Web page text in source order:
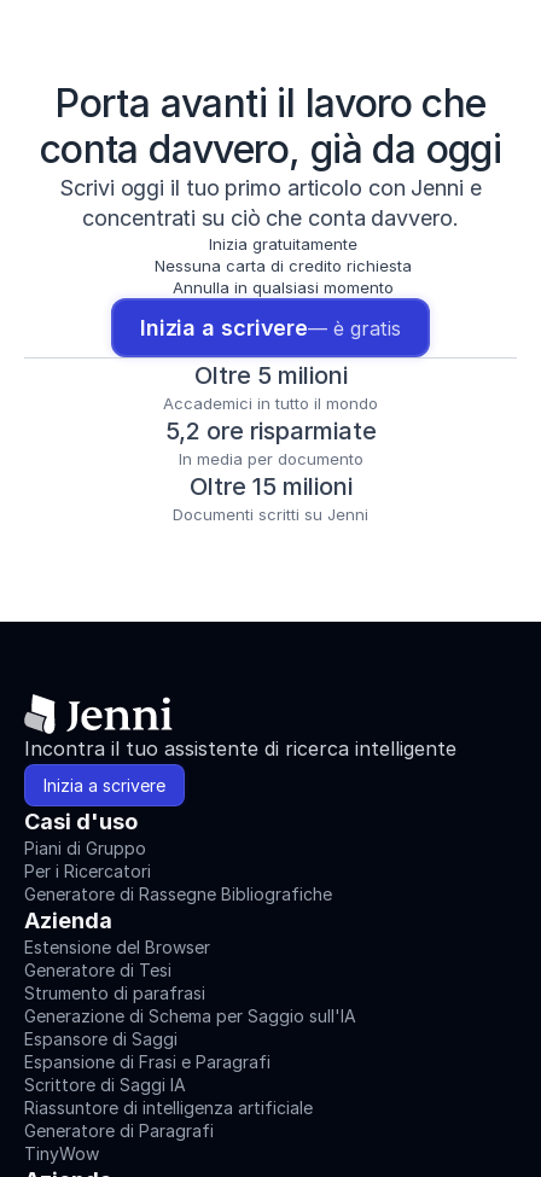
Porta avanti il lavoro che
conta davvero, già da oggi
Scrivi oggi il tuo primo articolo con Jenni e
concentrati su ciò che conta davvero.
Inizia gratuitamente
Nessuna carta di credito richiesta
Annulla in qualsiasi momento
Inizia a scrivere— è gratis
Oltre 5 milioni
Accademici in tutto il mondo
5,2 ore risparmiate
In media per documento
Oltre 15 milioni
Documenti scritti su Jenni
Incontra il tuo assistente di ricerca intelligente
Inizia a scrivere
Casi d'uso
Piani di Gruppo
Per i Ricercatori
Generatore di Rassegne Bibliografiche
Azienda
Estensione del Browser
Generatore di Tesi
Strumento di parafrasi
Generazione di Schema per Saggio sull'IA
Espansore di Saggi
Espansione di Frasi e Paragrafi
Scrittore di Saggi IA
Riassuntore di intelligenza artificiale
Generatore di Paragrafi
TinyWow